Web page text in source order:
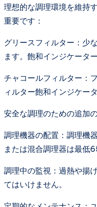
理想的な調理環境を維持
重要です：
グリースフィルター：少
ます。飽和インジケータ
チャコールフィルター：
ィルター飽和インジケー
安全な調理のための追加
調理機器の配置：調理機
または混合調理器は最低
調理中の監視：過熱や揚
てはいけません。